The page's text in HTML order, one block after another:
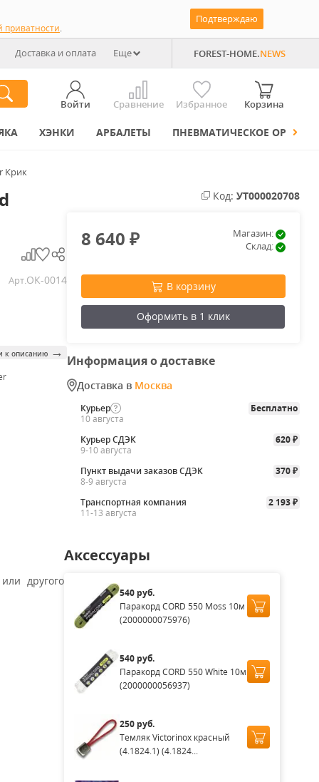
приватности.
Подтверждаю
Доставка и оплата Еще FOREST-HOME.NEWS
Войти Сравнение Избранное Корзина
ХЭНКИ АРБАЛЕТЫ ПНЕВМАТИЧЕСКОЕ ОРУЖИЕ
Крик
Арт.ОК-0014
к описанию →
Код: УТ000020708
8 640₽
Магазин:
Склад:
В корзину
Оформить в 1 клик
Информация о доставке
Доставка в Москва
Курьер
Бесплатно
10 августа
Курьер СДЭК
620 ₽
9-10 августа
Пункт выдачи заказов СДЭК
370 ₽
8-9 августа
Транспортная компания
2 193 ₽
11-13 августа
другого
Аксессуары
540 руб.
Паракорд CORD 550 Moss 10м
(2000000075976)
540 руб.
Паракорд CORD 550 White 10м
(2000000056937)
250 руб.
Темляк Victorinox красный
(4.1824.1) (4.1824...